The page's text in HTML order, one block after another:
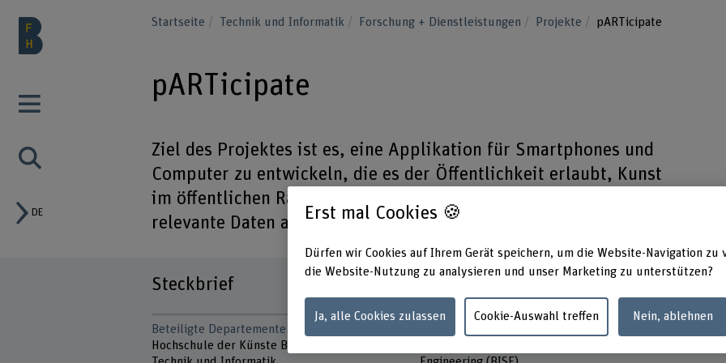
DE
Startseite Technik und Informatik Forschung + Dienstleistungen Projekte pARTicipate
pARTicipate
Ziel des Projektes ist es, eine Applikation für Smartphones und
Computer zu entwickeln, die es der Öffentlichkeit erlaubt, Kunst
im öffentlichen Raum der Schweiz zu finden und interaktiv deren
relevante Daten abzurufen.
Steckbrief
Beteiligte Departemente
Hochschule der Künste Bern
Erst mal Cookies 🍪
Dürfen wir Cookies auf Ihrem Gerät speichern, um die Website-Navigation zu
die Website-Nutzung zu analysieren und unser Marketing zu unterstützen?
Ja, alle Cookies zulassen Cookie-Auswahl treffen Nein, ablehnen